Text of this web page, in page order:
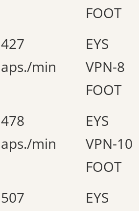
FOOT
427
aps./min
EYS
VPN-8
FOOT
478
aps./min
EYS
VPN-10
FOOT
507
EYS